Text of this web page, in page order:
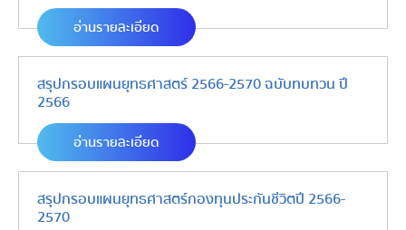
อ่านรายละเอียด
สรุปกรอบแผนยุทธศาสตร์ 2566-2570 ฉบับทบทวน ปี
2566
อ่านรายละเอียด
สรุปกรอบแผนยุทธศาสตร์กองทุนประกันชีวิตปี 2566-
2570